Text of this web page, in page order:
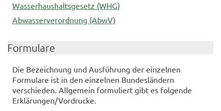
Wasserhaushaltsgesetz (WHG)
Abwasserverordnung (AbwV)
Formulare
Die Bezeichnung und Ausführung der einzelnen
Formulare ist in den einzelnen Bundesländern
verschieden. Allgemein formuliert gibt es folgende
Erklärungen/Vordrucke.